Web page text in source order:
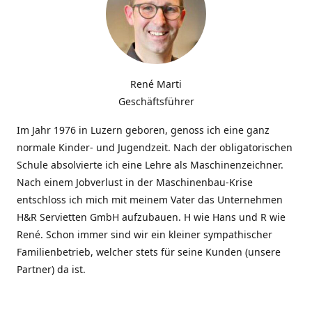
René Marti
Geschäftsführer
Im Jahr 1976 in Luzern geboren, genoss ich eine ganz
normale Kinder- und Jugendzeit. Nach der obligatorischen
Schule absolvierte ich eine Lehre als Maschinenzeichner.
Nach einem Jobverlust in der Maschinenbau-Krise
entschloss ich mich mit meinem Vater das Unternehmen
H&R Servietten GmbH aufzubauen. H wie Hans und R wie
René. Schon immer sind wir ein kleiner sympathischer
Familienbetrieb, welcher stets für seine Kunden (unsere
Partner) da ist.